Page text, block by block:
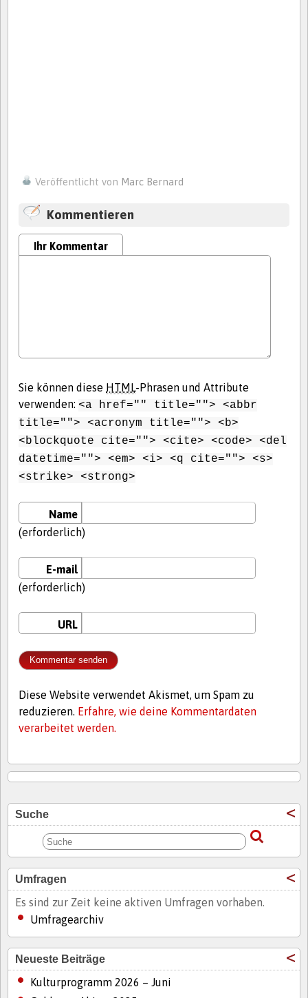
Veröffentlicht von Marc Bernard
Kommentieren
Ihr Kommentar
Sie können diese HTML-Phrasen und Attribute
verwenden: <a href="" title=""> <abbr
title=""> <acronym title=""> <b>
<blockquote cite=""> <cite> <code> <del
datetime=""> <em> <i> <q cite=""> <s>
<strike> <strong>
Name
(erforderlich)
E-mail
(erforderlich)
URL
Diese Website verwendet Akismet, um Spam zu
reduzieren. Erfahre, wie deine Kommentardaten
verarbeitet werden.
Suche
Umfragen
Es sind zur Zeit keine aktiven Umfragen vorhaben.
Umfragearchiv
Neueste Beiträge
Kulturprogramm 2026 – Juni